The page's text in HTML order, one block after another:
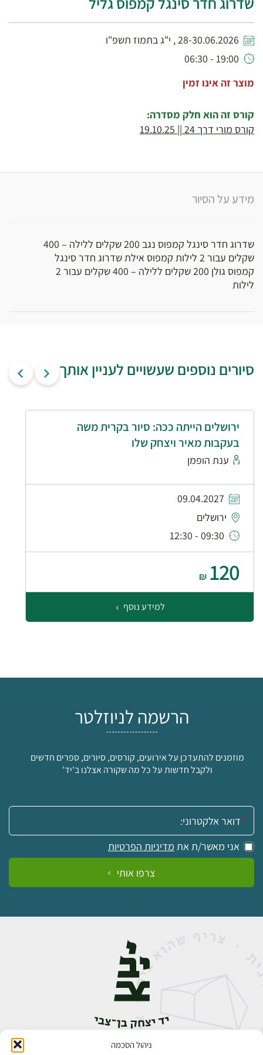
ניהול הסכמה
28-30.06.2026 , י"ג בתמוז תשפ"ו
19:00 - 06:30
מוצר זה אינו זמין
קורס זה הוא חלק מסדרה:
קורס מורי דרך 24 || 19.10.25
מידע על הסיור
שדרוג חדר סינגל קמפוס נגב 200 שקלים ללילה – 400
שקלים עבור 2 לילות קמפוס אילת שדרוג חדר סינגל
קמפוס גולן 200 שקלים ללילה – 400 שקלים עבור 2
לילות
סיורים נוספים שעשויים לעניין אותך
ירושלים הייתה ככה: סיור בקרית משה
בעקבות מאיר ויצחק שלו
ענת הופמן
09.04.2027
ירושלים
09:30 - 12:30
120
₪
למידע נוסף
הרשמה לניוזלטר
מוזמנים להתעדכן על אירועים, קורסים, סיורים, ספרים חדשים
ולקבל חדשות על כל מה שקורה אצלנו ב'יד'
אימייל:
אני מאשר/ת את מדיניות הפרטיות
צרפו אותי
אבן גבירול 14, רחביה, ירושלים